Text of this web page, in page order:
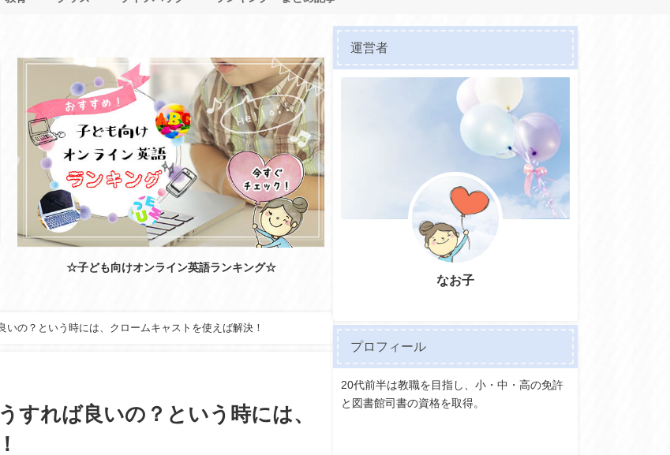
☆子ども向けオンライン英語ランキング☆
いの？という時には、クロームキャストを使えば解決！
すれば良いの？という時には、
運営者
なお子
プロフィール
20代前半は教職を目指し、小・中・高の免許
と図書館司書の資格を取得。